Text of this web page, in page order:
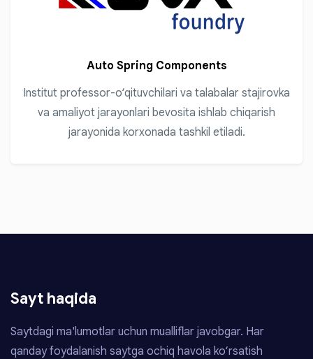
Auto Spring Components
Institut professor-o‘qituvchilari va talabalar stajirovka
va amaliyot jarayonlari bevosita ishlab chiqarish
jarayonida korxonada tashkil etiladi.
Sayt haqida
Saytdagi ma'lumotlar uchun mualliflar javobgar. Har
qanday foydalanish saytga ochiq havola ko‘rsatish